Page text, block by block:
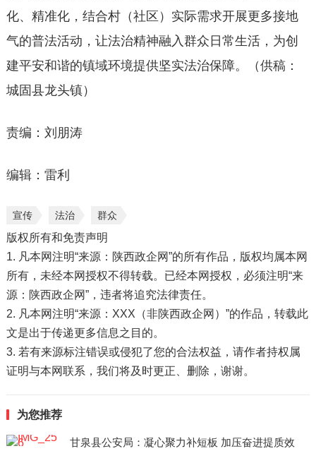
化、精准化，结合村（社区）实际需求开展更多接地
气的普法活动，让法治精神融入群众日常生活，为创
建平安和谐的镇域环境提供坚实法治保障。（供稿：
城固县龙头镇）
责编：刘朋涛
编辑：雷利
宣传 法治 群众
版权所有和免责声明
1. 凡本网注明“来源：陕西政企网”的所有作品，版权均属本网
所有，未经本网授权不得转载。已经本网授权，必须注明“来
源：陕西政企网”，违者将追究法律责任。
2. 凡本网注明“来源：XXX（非陕西政企网）”的作品，转载此
文是出于传递更多信息之目的。
3. 若有来源标注错误或侵犯了您的合法权益，请作者持权属
证明与本网联系，我们将及时更正、删除，谢谢。
为您推荐
甘泉县公安局：凝心聚力补短板 加压奋进提质效